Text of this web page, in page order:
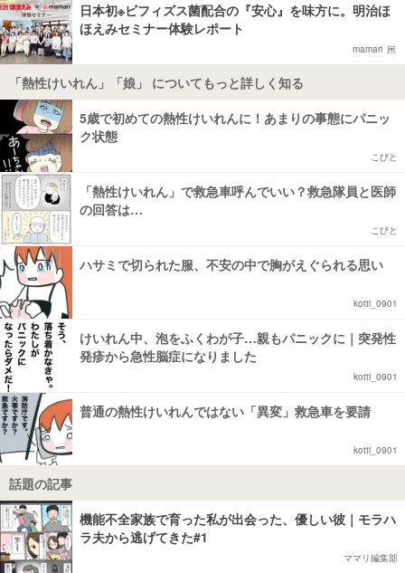
日本初※ビフィズス菌配合の『安心』を味方に。明治ほ
ほえみセミナー体験レポート
mamari
「熱性けいれん」「娘」 についてもっと詳しく知る
5歳で初めての熱性けいれんに！あまりの事態にパニッ
ク状態
こびと
「熱性けいれん」で救急車呼んでいい？救急隊員と医師
の回答は…
こびと
ハサミで切られた服、不安の中で胸がえぐられる思い
kotti_0901
けいれん中、泡をふくわが子…親もパニックに｜突発性
発疹から急性脳症になりました
kotti_0901
普通の熱性けいれんではない「異変」救急車を要請
kotti_0901
話題の記事
機能不全家族で育った私が出会った、優しい彼｜モラハ
ラ夫から逃げてきた#1
ママリ編集部